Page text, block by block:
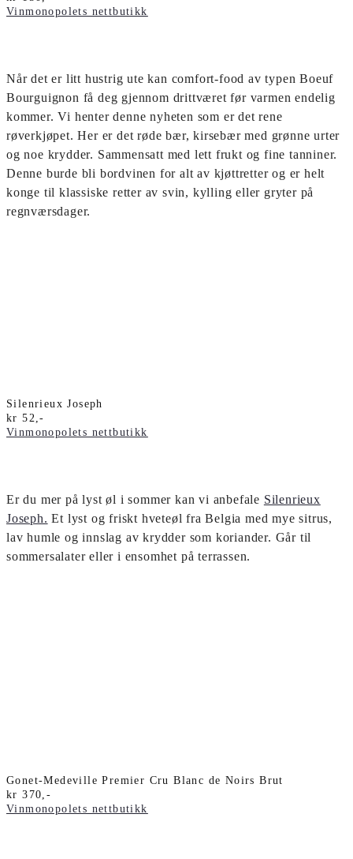
Vinmonopolets nettbutikk
Når det er litt hustrig ute kan comfort-food av typen Boeuf
Bourguignon få deg gjennom drittværet før varmen endelig
kommer. Vi henter denne nyheten som er det rene
røverkjøpet. Her er det røde bær, kirsebær med grønne urter
og noe krydder. Sammensatt med lett frukt og fine tanniner.
Denne burde bli bordvinen for alt av kjøttretter og er helt
konge til klassiske retter av svin, kylling eller gryter på
regnværsdager.
Silenrieux Joseph
kr 52,-
Vinmonopolets nettbutikk
Er du mer på lyst øl i sommer kan vi anbefale Silenrieux
Joseph. Et lyst og friskt hveteøl fra Belgia med mye sitrus,
lav humle og innslag av krydder som koriander. Går til
sommersalater eller i ensomhet på terrassen.
Gonet-Medeville Premier Cru Blanc de Noirs Brut
kr 370,-
Vinmonopolets nettbutikk